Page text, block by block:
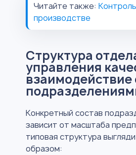
Читайте также:
производстве
Структура
управления
взаимодействие
Конкретный состав
зависит от масштаба
типовая структура
образом: